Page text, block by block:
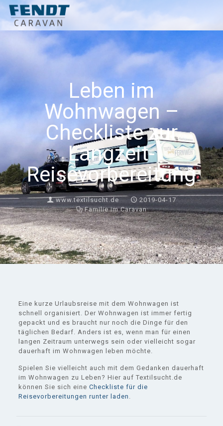
Leben im
Wohnwagen –
Checkliste zur
Langzeit-
Reisevorbereitung
www.textilsucht.de
2019-04-17
Familie im Caravan
Eine kurze Urlaubsreise mit dem Wohnwagen ist
schnell organisiert. Der Wohnwagen ist immer fertig
gepackt und es braucht nur noch die Dinge für den
täglichen Bedarf. Anders ist es, wenn man für einen
langen Zeitraum unterwegs sein oder vielleicht sogar
dauerhaft im Wohnwagen leben möchte.
Spielen Sie vielleicht auch mit dem Gedanken dauerhaft
im Wohnwagen zu Leben? Hier auf Textilsucht.de
können Sie sich eine Checkliste für die
Reisevorbereitungen runter laden .